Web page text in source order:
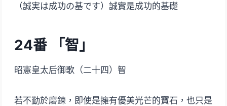
（誠実は成功の基です）誠實是成功的基礎
24番 「智」
昭憲皇太后御歌（二十四）智
若不勤於磨鍊，即使是擁有優美光芒的寶石，也只是